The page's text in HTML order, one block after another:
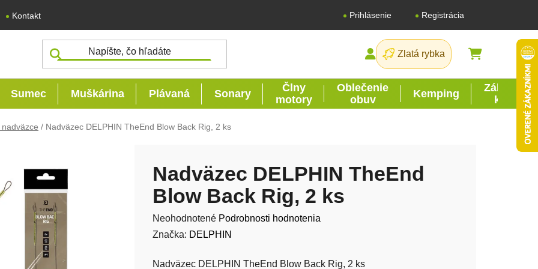
Kontakt Prihlásenie Registrácia
Zlatá rybka
NÁKUPNÝ
Sumec Muškárina Plávaná Sonary
Člny
motory
Oblečenie
obuv
Kemping
Záhrada
kutil
/ Nadväzec DELPHIN TheEnd Blow Back Rig, 2 ks
Nadväzec DELPHIN TheEnd
Blow Back Rig, 2 ks
Priemerné hodnotenie produktu je 0,0 z 5 hviezdičiek.
Neohodnotené Podrobnosti hodnotenia
Značka: DELPHIN
Nadväzec DELPHIN TheEnd Blow Back Rig, 2 ks